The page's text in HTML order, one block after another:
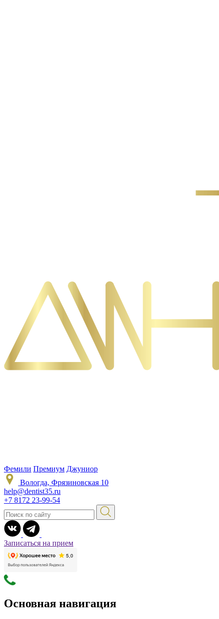
Фемили Премиум Джуниор
Вологда, Фрязиновская 10
help@dentist35.ru
+7 8172 23-99-54
Записаться на прием
Основная навигация